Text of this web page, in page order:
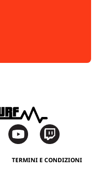
TERMINI E CONDIZIONI